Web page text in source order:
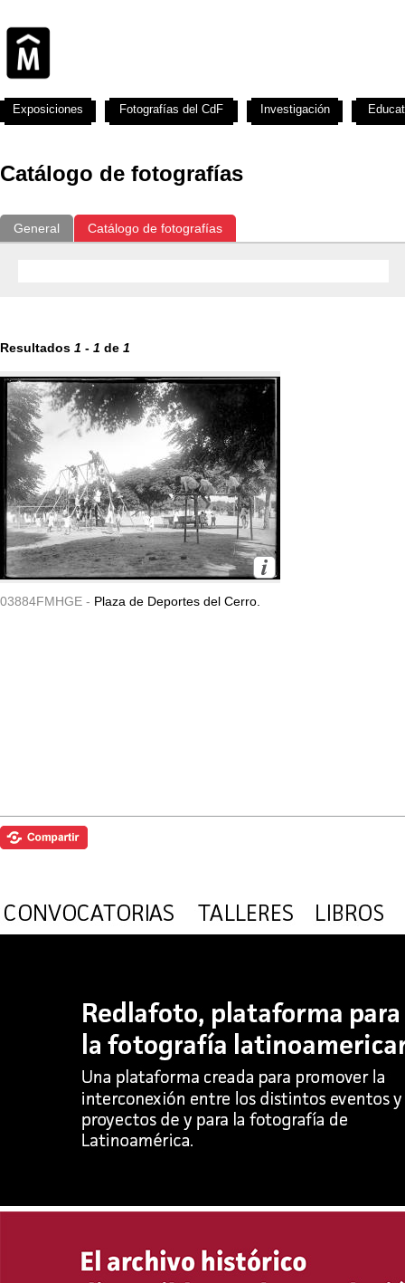
Catálogo de fotografías
General Catálogo de fotografías
Resultados 1 - 1 de 1
03884FMHGE - Plaza de Deportes del Cerro.
Exposiciones Fotografías del CdF Investigación